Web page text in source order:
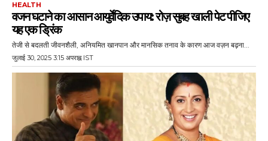
HEALTH
वजन घटाने का आसान आयुर्वेदिक उपाय: रोज़ सुबह खाली पेट पीजिए
यह एक ड्रिंक
तेजी से बदलती जीवनशैली, अनियमित खानपान और मानसिक तनाव के कारण आज वज़न बढ़ना...
जुलाई 30, 2025 3:15 अपराह्न IST